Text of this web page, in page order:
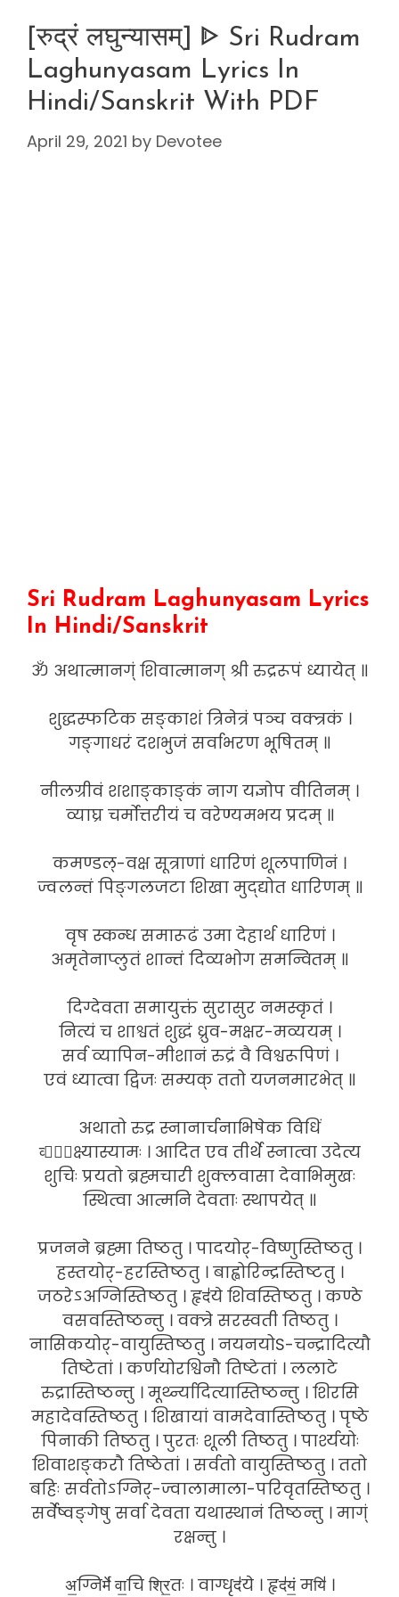
[रुद्रं लघुन्यासम्] ᐈ Sri Rudram
Laghunyasam Lyrics In
Hindi/Sanskrit With PDF
April 29, 2021 by Devotee
Sri Rudram Laghunyasam Lyrics
In Hindi/Sanskrit
ॐ अथात्मानग्ं शिवात्मानग् श्री रुद्ररूपं ध्यायेत् ॥
शुद्धस्फटिक सङ्काशं त्रिनेत्रं पञ्च वक्त्रकं ।
गङ्गाधरं दशभुजं सर्वाभरण भूषितम् ॥
नीलग्रीवं शशाङ्काङ्कं नाग यज्ञोप वीतिनम् ।
व्याघ्र चर्मोत्तरीयं च वरेण्यमभय प्रदम् ॥
कमण्डल्-वक्ष सूत्राणां धारिणं शूलपाणिनं ।
ज्वलन्तं पिङ्गलजटा शिखा मुद्द्योत धारिणम् ॥
वृष स्कन्ध समारूढं उमा देहार्थ धारिणं ।
अमृतेनाप्लुतं शान्तं दिव्यभोग समन्वितम् ॥
दिग्देवता समायुक्तं सुरासुर नमस्कृतं ।
नित्यं च शाश्वतं शुद्धं ध्रुव-मक्षर-मव्ययम् ।
सर्व व्यापिन-मीशानं रुद्रं वै विश्वरूपिणं ।
एवं ध्यात्वा द्विजः सम्यक् ततो यजनमारभेत् ॥
अथातो रुद्र स्नानार्चनाभिषेक विधिं
व्या᳚क्ष्यास्यामः । आदित एव तीर्थे स्नात्वा उदेत्य
शुचिः प्रयतो ब्रह्मचारी शुक्लवासा देवाभिमुखः
स्थित्वा आत्मनि देवताः स्थापयेत् ॥
प्रजनने ब्रह्मा तिष्ठतु । पादयोर्-विष्णुस्तिष्ठतु ।
हस्तयोर्-हरस्तिष्ठतु । बाह्वोरिन्द्रस्तिष्टतु ।
जठरेऽअग्निस्तिष्ठतु । हृद॑ये शिवस्तिष्ठतु । कण्ठे
वसवस्तिष्ठन्तु । वक्त्रे सरस्वती तिष्ठतु ।
नासिकयोर्-वायुस्तिष्ठतु । नयनयोS-चन्द्रादित्यौ
तिष्टेतां । कर्णयोरश्विनौ तिष्टेतां । ललाटे
रुद्रास्तिष्ठन्तु । मूर्थ्न्यादित्यास्तिष्ठन्तु । शिरसि
महादेवस्तिष्ठतु । शिखायां वामदेवास्तिष्ठतु । पृष्ठे
पिनाकी तिष्ठतु । पुरतः शूली तिष्ठतु । पार्श्ययोः
शिवाशङ्करौ तिष्ठेतां । सर्वतो वायुस्तिष्ठतु । ततो
बहिः सर्वतोऽग्निर्-ज्वालामाला-परिवृतस्तिष्ठतु ।
सर्वेष्वङ्गेषु सर्वा देवता यथास्थानं तिष्ठन्तु । माग्ं
रक्षन्तु ।
अ॒ग्निर्मे॑ वा॒चि श्रि॒तः । वाग्धृद॑ये । हृद॑यं॒ मयि॑ ।